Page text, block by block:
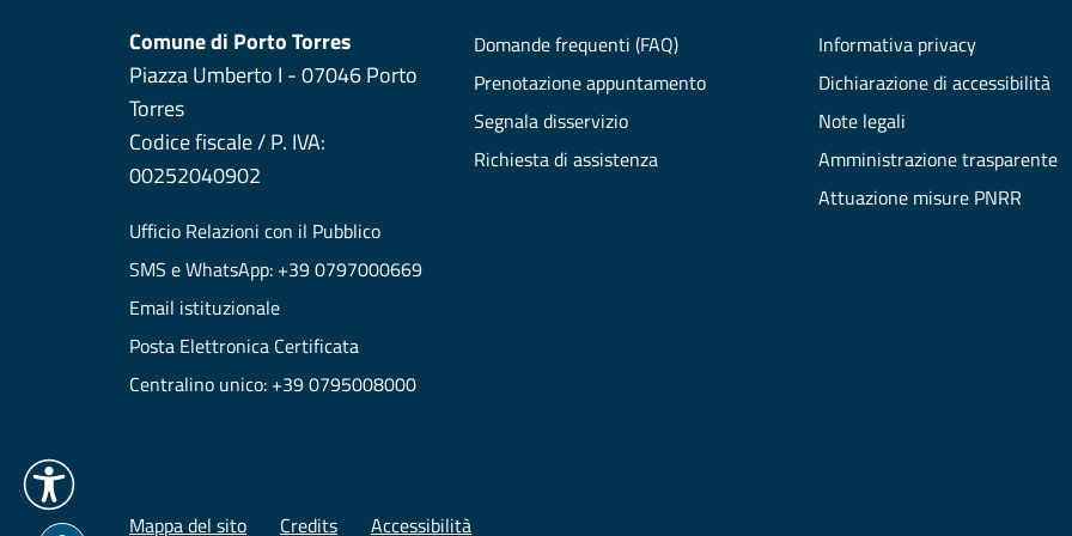
Comune di Porto Torres
Piazza Umberto I - 07046 Porto
Torres
Codice fiscale / P. IVA:
00252040902
Ufficio Relazioni con il Pubblico
SMS e WhatsApp: +39 0797000669
Email istituzionale
Posta Elettronica Certificata
Centralino unico: +39 0795008000
Domande frequenti (FAQ)
Prenotazione appuntamento
Segnala disservizio
Richiesta di assistenza
Informativa privacy
Dichiarazione di accessibilità
Note legali
Amministrazione trasparente
Attuazione misure PNRR
Mappa del sito Credits Accessibilità